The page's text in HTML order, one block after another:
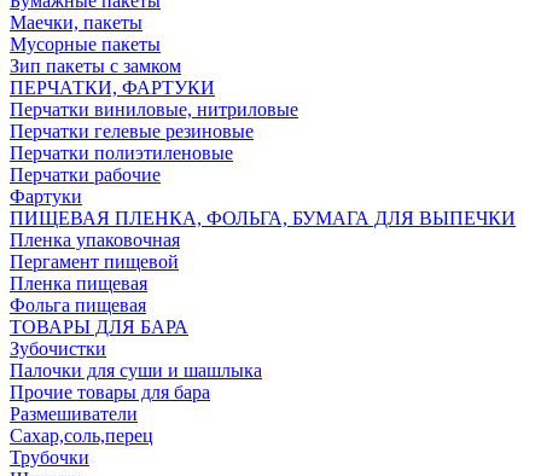
Маечки, пакеты
Мусорные пакеты
Зип пакеты с замком
ПЕРЧАТКИ, ФАРТУКИ
Перчатки виниловые, нитриловые
Перчатки гелевые резиновые
Перчатки полиэтиленовые
Перчатки рабочие
Фартуки
ПИЩЕВАЯ ПЛЕНКА, ФОЛЬГА, БУМАГА ДЛЯ ВЫПЕЧКИ
Пленка упаковочная
Пергамент пищевой
Пленка пищевая
Фольга пищевая
ТОВАРЫ ДЛЯ БАРА
Зубочистки
Палочки для суши и шашлыка
Прочие товары для бара
Размешиватели
Сахар,соль,перец
Трубочки